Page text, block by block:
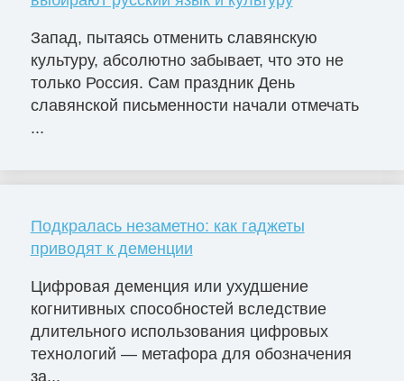
Запад, пытаясь отменить славянскую
культуру, абсолютно забывает, что это не
только Россия. Сам праздник День
славянской письменности начали отмечать
...
Подкралась незаметно: как гаджеты
приводят к деменции
Цифровая деменция или ухудшение
когнитивных способностей вследствие
длительного использования цифровых
технологий — метафора для обозначения
за...